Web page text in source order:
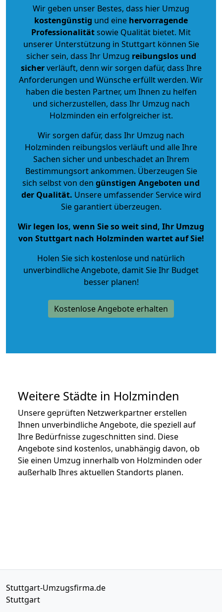
Wir geben unser Bestes, dass hier Umzug
kostengünstig und eine hervorragende
Professionalitätsowie Qualität bietet. Mit
unserer Unterstützung in Stuttgart können Sie
sicher sein, dass Ihr Umzug reibungslos und
sicherverläuft, denn wir sorgen dafür, dass Ihre
Anforderungen und Wünsche erfüllt werden. Wir
haben die besten Partner, um Ihnen zu helfen
und sicherzustellen, dass Ihr Umzug nach
Holzminden ein erfolgreicher ist.
Wir sorgen dafür, dass Ihr Umzug nach
Holzminden reibungslos verläuft und alle Ihre
Sachen sicher und unbeschadet an Ihrem
Bestimmungsort ankommen. Überzeugen Sie
sich selbst von den günstigen Angeboten und
der Qualität. Unsere umfassender Service wird
Sie garantiert überzeugen.
Wir legen los, wenn Sie so weit sind, Ihr Umzug
von Stuttgart nach Holzminden wartet auf Sie!
Holen Sie sich kostenlose und natürlich
unverbindliche Angebote, damit Sie Ihr Budget
besser planen!
Kostenlose Angebote erhalten
Weitere Städte in Holzminden
Unsere geprüften Netzwerkpartner erstellen
Ihnen unverbindliche Angebote, die speziell auf
Ihre Bedürfnisse zugeschnitten sind. Diese
Angebote sind kostenlos, unabhängig davon, ob
Sie einen Umzug innerhalb von Holzminden oder
außerhalb Ihres aktuellen Standorts planen.
Stuttgart-Umzugsfirma.de
Stuttgart